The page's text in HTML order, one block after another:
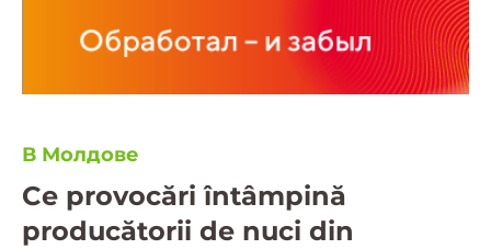
В Молдове
Ce provocări întâmpină
producătorii de nuci din